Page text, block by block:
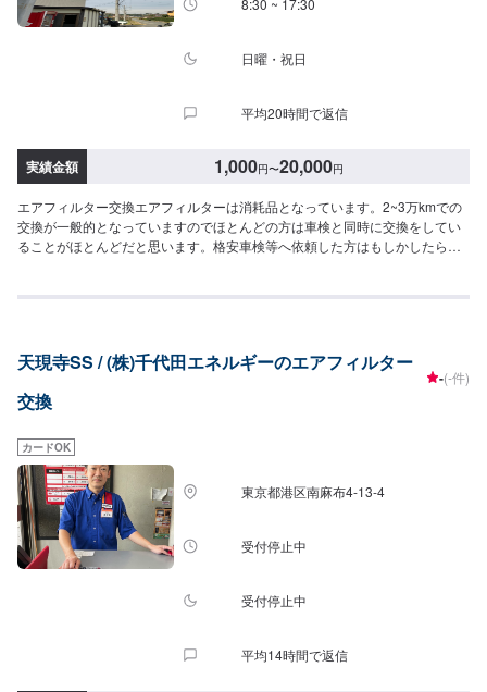
ださい。ご案内いたします。
8:30 ~ 17:30
日曜・祝日
平均20時間で返信
実績金額 1,000円〜20,000円
エアフィルター交換エアフィルターは消耗品となっています。2~3万kmでの
交換が一般的となっていますのでほとんどの方は車検と同時に交換をしてい
ることがほとんどだと思います。格安車検等へ依頼した方はもしかしたら交
-------------------------------------------------当社は埼玉県深谷市にある自動車整備工
番得意としておりますが、車検やパーツ取り付け等まで幅広くご対応させて
いただきます。スタッフ全員が自動車整備士の国家資格を持っておりますの
でお客様の大切なお車の整備は是非私たちにお任せください！お客様にご満
天現寺SS / (株)千代田エネルギーのエアフィルター
交換
-(-件)
カードOK
東京都港区南麻布4-13-4
受付停止中
受付停止中
平均14時間で返信